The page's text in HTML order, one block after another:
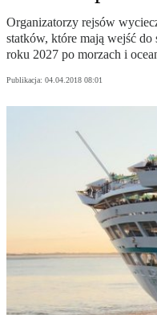
Organizatorzy rejsów
statków, które mają wejść
roku 2027 po morzach i
Publikacja: 04.04.2018 08:01